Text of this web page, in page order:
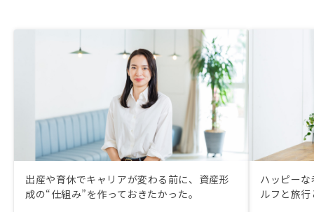
出産や育休でキャリアが変わる前に、資産形
成の“仕組み”を作っておきたかった。
ハッピー
ルフと旅